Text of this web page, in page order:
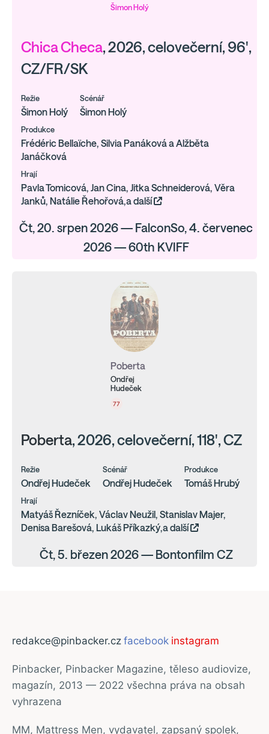
Šimon Holý
Chica Checa, 2026, celovečerní, 96',
CZ/FR/SK
Režie
Šimon Holý
Scénář
Šimon Holý
Produkce
Frédéric Bellaïche, Silvia Panáková a Alžběta
Janáčková
Hrají
Pavla Tomicová, Jan Cina, Jitka Schneiderová, Věra
Janků, Natálie Řehořová,a další
Čt, 20. srpen 2026 — FalconSo, 4. červenec
2026 — 60th KVIFF
Poberta
Ondřej
Hudeček
77
Poberta, 2026, celovečerní, 118', CZ
Režie
Ondřej Hudeček
Scénář
Ondřej Hudeček
Produkce
Tomáš Hrubý
Hrají
Matyáš Řezníček, Václav Neužil, Stanislav Majer,
Denisa Barešová, Lukáš Příkazký,a další
Čt, 5. březen 2026 — Bontonfilm CZ
redakce@pinbacker.cz facebook instagram
Pinbacker, Pinbacker Magazine, těleso audiovize,
magazín, 2013 — 2022 všechna práva na obsah
vyhrazena
MM, Mattress Men, vydavatel, zapsaný spolek,